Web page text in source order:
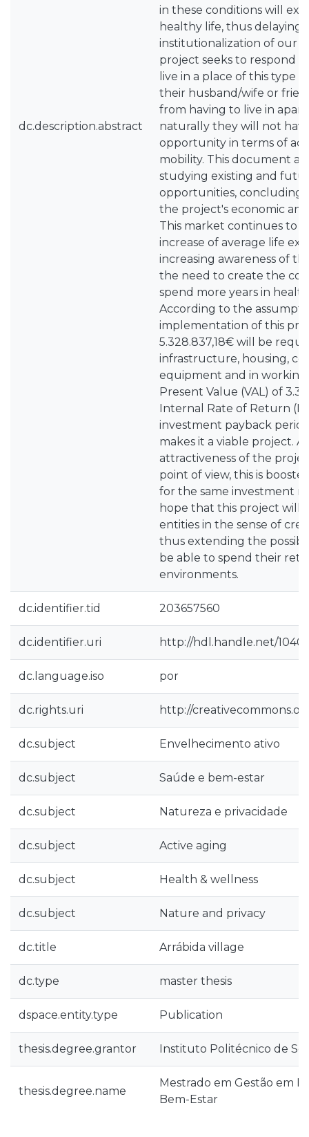
dc.description.abstract
in these conditions will
healthy life, thus delaying
institutionalization of our
project seeks to respond
live in a place of this type
their husband/wife or
from having to live in
naturally they will not
opportunity in terms of
mobility. This document
studying existing and
opportunities, concluding
the project's economic
This market continues to
increase of average life
increasing awareness of
the need to create the
spend more years in
According to the
implementation of this
5.328.837,18€ will be
infrastructure, housing,
equipment and in working
Present Value (VAL) of
Internal Rate of Return
investment payback
makes it a viable project.
attractiveness of the
point of view, this is
for the same investment
hope that this project will
entities in the sense of
thus extending the
be able to spend their
environments.
dc.identifier.tid 203657560
dc.identifier.uri http://hdl.handle.net/
dc.language.iso por
dc.rights.uri http://
dc.subject Envelhecimento ativo
dc.subject Saúde e bem-estar
dc.subject Natureza e privacidade
dc.subject Active aging
dc.subject Health & wellness
dc.subject Nature and privacy
dc.title Arrábida village
dc.type master thesis
dspace.entity.type Publication
thesis.degree.grantor Instituto Politécnico de
thesis.degree.name
Mestrado em Gestão em
Bem-Estar